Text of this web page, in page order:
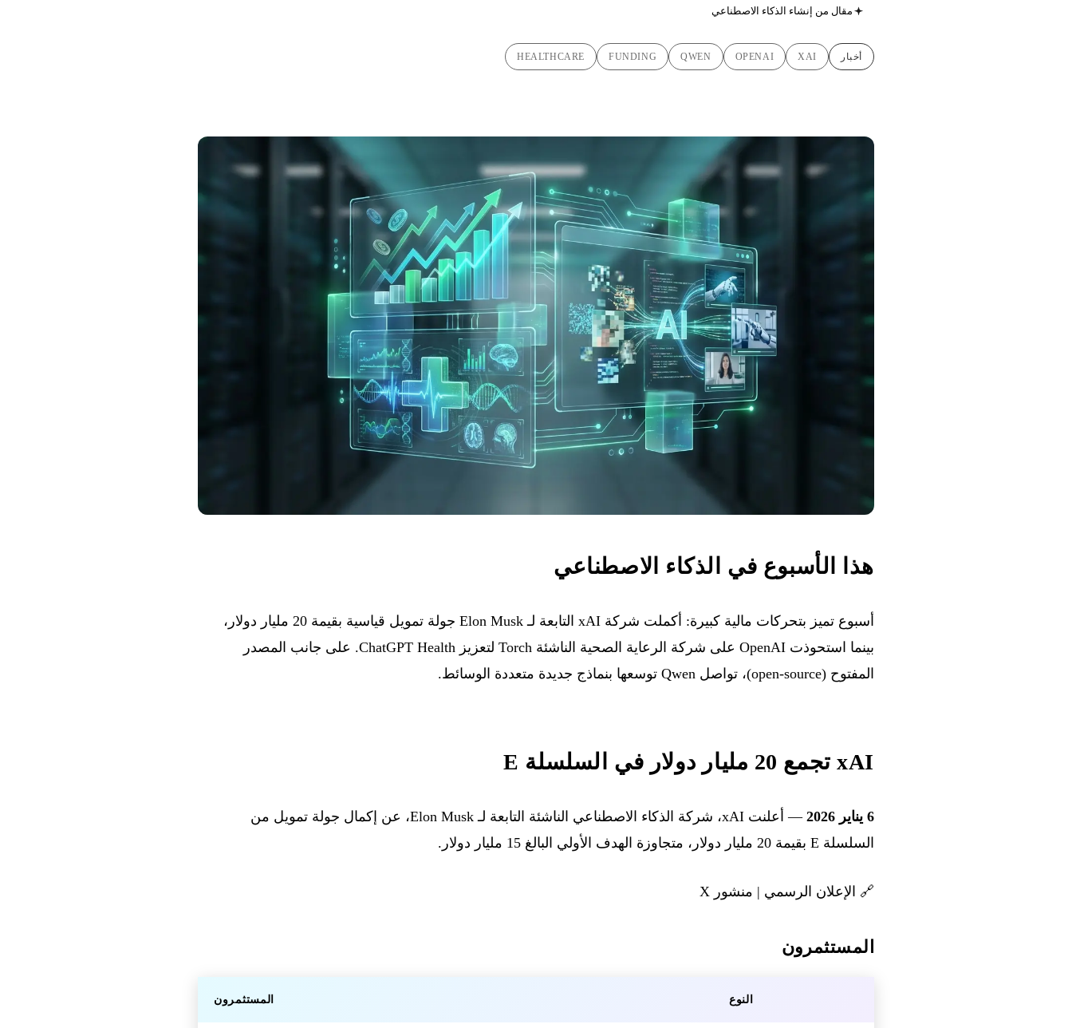
مقال من إنشاء الذكاء الاصطناعي
أخبار XAI
OPENAI
QWEN
FUNDING
HEALTHCARE
هذا الأسبوع في الذكاء الاصطناعي
أسبوع تميز بتحركات مالية كبيرة: أكملت شركة xAI التابعة لـ Elon Musk جولة تمويل قياسية بقيمة 20 مليار دولار،
بينما استحوذت OpenAI على شركة الرعاية الصحية الناشئة Torch لتعزيز ChatGPT Health. على جانب المصدر
المفتوح (open-source)، تواصل Qwen توسعها بنماذج جديدة متعددة الوسائط.
xAI تجمع 20 مليار دولار في السلسلة E
6 يناير 2026
— أعلنت xAI، شركة الذكاء الاصطناعي الناشئة التابعة لـ Elon Musk، عن إكمال جولة تمويل من
السلسلة E بقيمة 20 مليار دولار، متجاوزة الهدف الأولي البالغ 15 مليار دولار.
🔗 الإعلان الرسمي | منشور X
المستثمرون
النوع المستثمرون